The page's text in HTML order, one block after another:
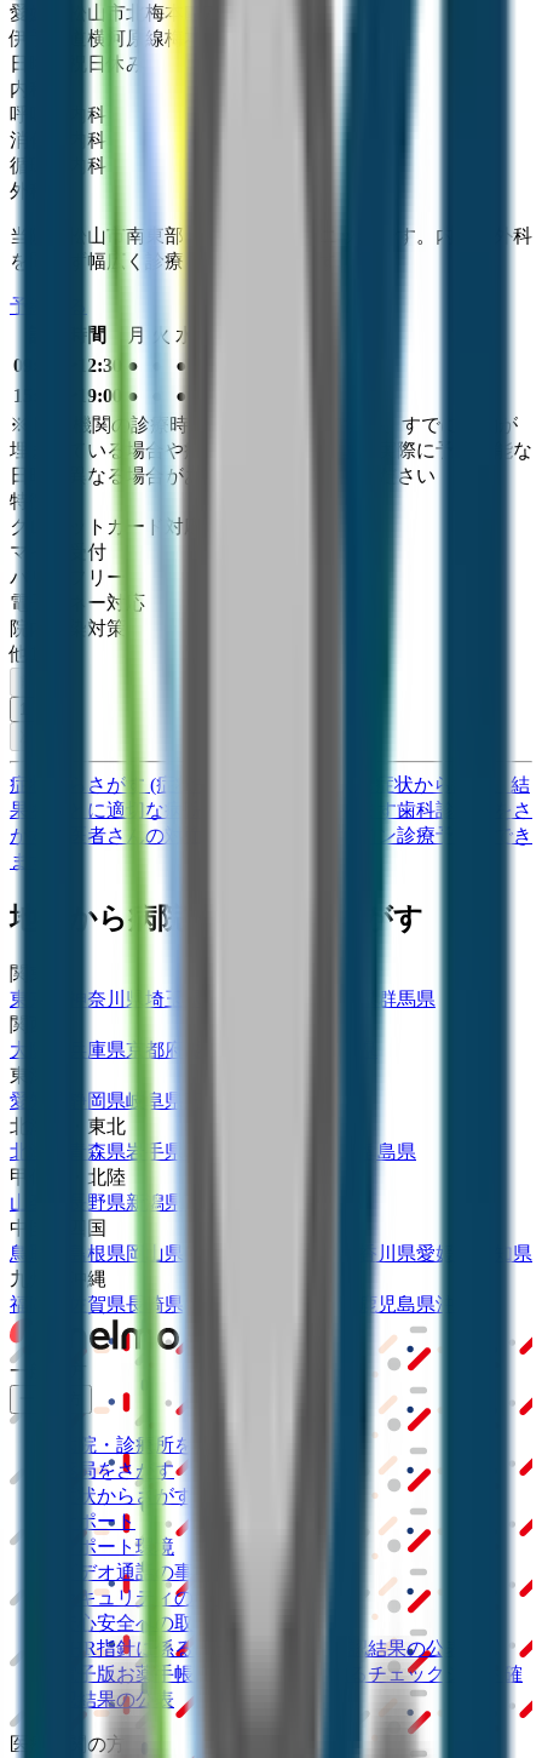
愛媛県松山市北梅本町757番地
伊予鉄道横河原線梅本
日曜・祝日
休み
内科
呼吸器内科
消化器内科
循環器内科
外科
当院は松山市南東部に位置するクリニックです。内科、外科
を問わず幅広く診療を行っております。
予約する
診療時間
月 火 水
09:00〜12:30
● ●
15:00〜19:00
● ●
※ 医療機関の診療時間は上記の通りですが、すでに予約が
埋まっている場合や病院の都合などにより実際に予約可能な
日時と異なる場合がありますのでご了承ください
特徴
クレジットカード対応
マイナ受付
バリアフリー
電子マネー対応
院内感染対策
他
症状からさがす (症状チェッカー)
気になる症状から調べ、結
果をもとに適切な病院・診療所を提案します歯科診療所をさ
がす
歯医者さんの対面診療予約・オンライン診療予約ができ
ます
地域から病院・診療所をさがす
関東
東京都
神奈川県 埼玉県
群馬県
関西
大阪府
兵庫県京都府
東海
愛知県
静岡県岐阜県
北海道・東北
北海道
青森県岩手県
福島県
甲信越・北陸
山梨県
長野県新潟県
中国・四国
鳥取県
島根県岡山県 香川県愛媛県
高知県
九州・沖縄
福岡県
佐賀県長崎県 鹿児島県沖縄県
一般の方
病院・診療所をさがす
薬局をさがす
症状からさがす
サポート
サポート環境
ビデオ通話の事前テスト
セキュリティの取り組み
安心安全への取り組み
PHR指針に係るチェックシート確認結果の公表
電子版お薬手帳ガイドラインに係るチェックシート確
認結果の公表
医療機関の方